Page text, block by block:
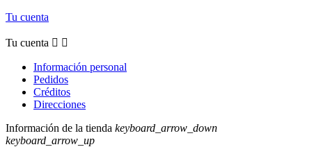
Tu cuenta
Tu cuenta  
Información personal
Pedidos
Créditos
Direcciones
Información de la tienda keyboard_arrow_down
keyboard_arrow_up